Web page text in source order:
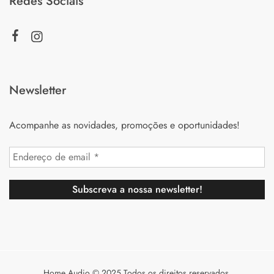
Newsletter
Acompanhe as novidades, promoções e oportunidades!